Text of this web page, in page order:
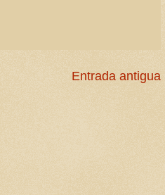
Entrada antigua